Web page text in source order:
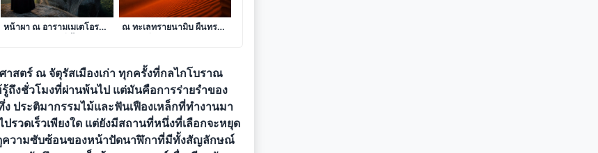
บทเพลงแห่งศรัทธาบนยอด
หน้าผา ณ อารามเมเตโอรา
ดั่งรอยจารึกแห่งความเวิ้งว้าง
ณ ทะเลทรายนามิบ ผืนทราย
สตร์ ณ จัตุรัสเมืองเก่า ทุกครั้งที่กลไกโบราณ
ถึงชั่วโมงที่ผ่านพ้นไป แต่มันคือการร่ายรำของ
ประติมากรรมไม้และฟันเฟืองเหล็กที่ทำงานมา
รวดเร็วเพียงใด แต่ยังมีสถานที่หนึ่งที่เลือกจะหยุด
ดูความซับซ้อนของหน้าปัดนาฬิกาที่มีทั้งสัญลักษณ์